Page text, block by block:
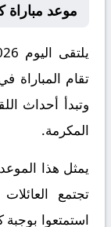
موعد مباراة
تقام المباراة
المكرمة.
يمثل هذا
تجتمع
استمتعوا